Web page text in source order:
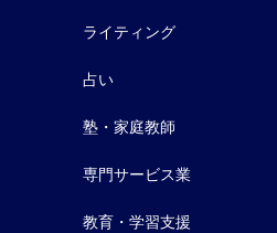
ライティング
占い
塾・家庭教師
専門サービス業
教育・学習支援